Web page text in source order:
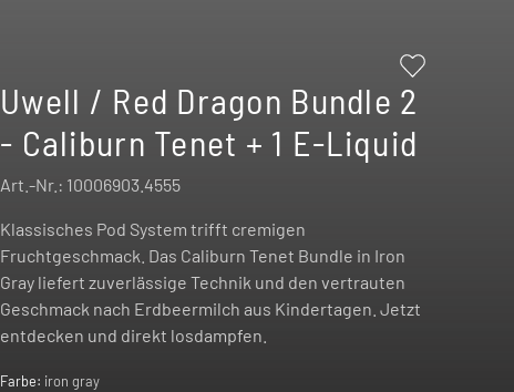
Uwell / Red Dragon Bundle 2
- Caliburn Tenet + 1 E-Liquid
Art.-Nr.: 10006903.4555
Klassisches Pod System trifft cremigen
Fruchtgeschmack. Das Caliburn Tenet Bundle in Iron
Gray liefert zuverlässige Technik und den vertrauten
Geschmack nach Erdbeermilch aus Kindertagen. Jetzt
entdecken und direkt losdampfen.
Farbe: iron gray